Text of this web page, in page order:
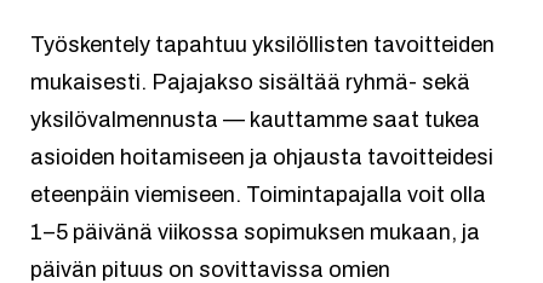
Työskentely tapahtuu yksilöllisten tavoitteiden
mukaisesti. Pajajakso sisältää ryhmä- sekä
yksilövalmennusta — kauttamme saat tukea
asioiden hoitamiseen ja ohjausta tavoitteidesi
eteenpäin viemiseen. Toimintapajalla voit olla
1–5 päivänä viikossa sopimuksen mukaan, ja
päivän pituus on sovittavissa omien